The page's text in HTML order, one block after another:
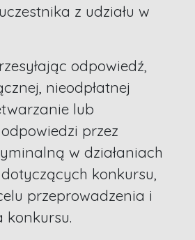
z udziału w
odpowiedź,
nieodpłatnej
lub
przez
w działaniach
konkursu,
przeprowadzenia i
konkursu.